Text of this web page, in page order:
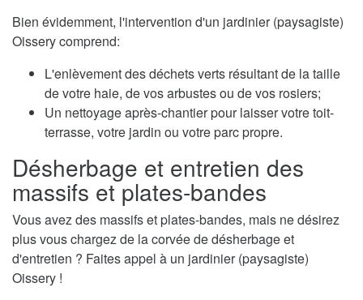
Bien évidemment, l'intervention d'un jardinier (paysagiste)
Oissery comprend:
L'enlèvement des déchets verts résultant de la taille
de votre haie, de vos arbustes ou de vos rosiers;
Un nettoyage après-chantier pour laisser votre toit-
terrasse, votre jardin ou votre parc propre.
Désherbage et entretien des
massifs et plates-bandes
Vous avez des massifs et plates-bandes, mais ne désirez
plus vous chargez de la corvée de désherbage et
d'entretien ? Faites appel à un jardinier (paysagiste)
Oissery !